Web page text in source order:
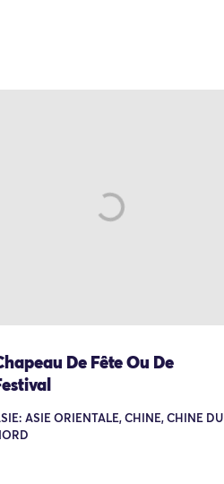
De Fête Ou De
ASIE ORIENTALE, CHINE, CHINE DU